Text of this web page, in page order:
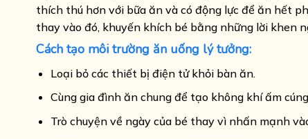
thích thú hơn với bữa ăn và có động lực để ăn hết
thay vào đó, khuyến khích bé bằng những lời khen
Cách tạo môi trường ăn uống lý tưởng:
Loại bỏ các thiết bị điện tử khỏi bàn ăn.
Cùng gia đình ăn chung để tạo không khí ấm
Trò chuyện về ngày của bé thay vì nhấn mạnh